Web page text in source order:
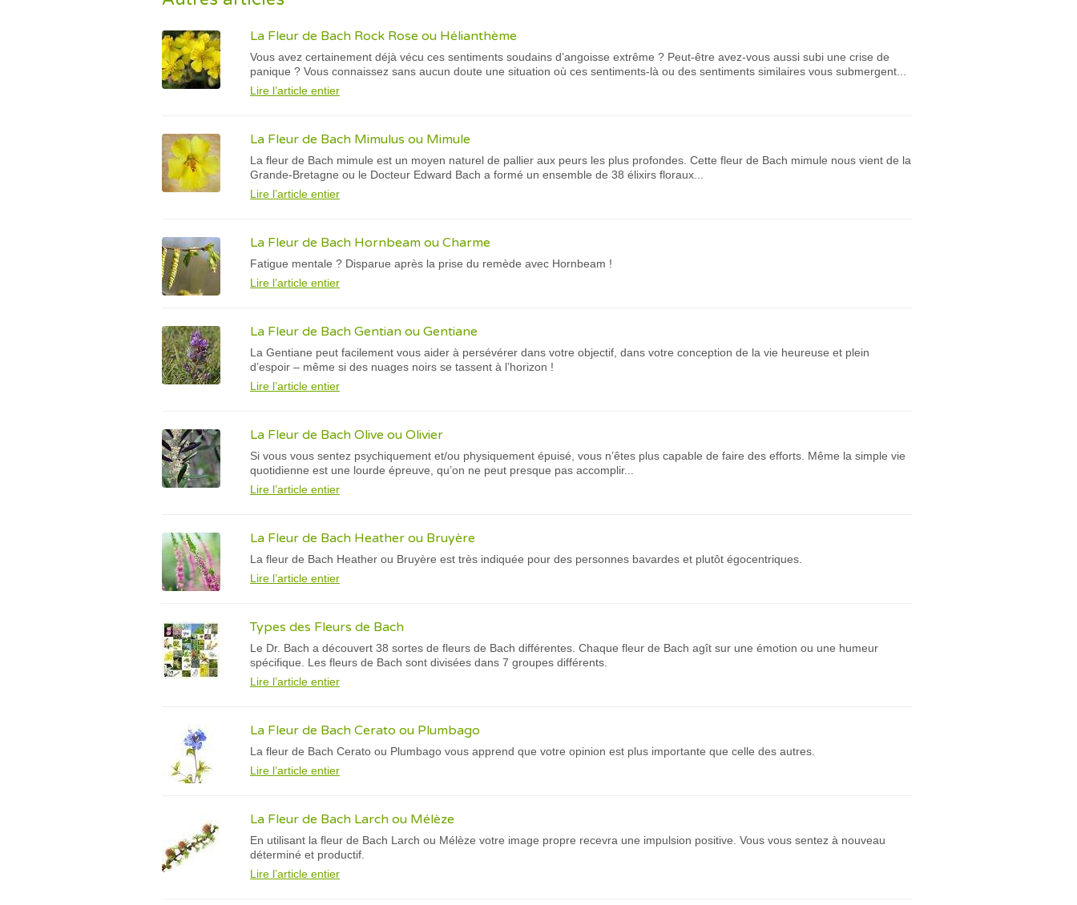
La Fleur de Bach Rock Rose ou Hélianthème
Vous avez certainement déjà vécu ces sentiments soudains d’angoisse extrême ? Peut-être avez-vous aussi subi une crise de
panique ? Vous connaissez sans aucun doute une situation où ces sentiments-là ou des sentiments similaires vous submergent...
Lire l’article entier
La Fleur de Bach Mimulus ou Mimule
La fleur de Bach mimule est un moyen naturel de pallier aux peurs les plus profondes. Cette fleur de Bach mimule nous vient de la
Grande-Bretagne ou le Docteur Edward Bach a formé un ensemble de 38 élixirs floraux...
Lire l’article entier
La Fleur de Bach Hornbeam ou Charme
Fatigue mentale ? Disparue après la prise du remède avec Hornbeam !
Lire l’article entier
La Fleur de Bach Gentian ou Gentiane
La Gentiane peut facilement vous aider à persévérer dans votre objectif, dans votre conception de la vie heureuse et plein
d’espoir – même si des nuages noirs se tassent à l’horizon !
Lire l’article entier
La Fleur de Bach Olive ou Olivier
Si vous vous sentez psychiquement et/ou physiquement épuisé, vous n’êtes plus capable de faire des efforts. Même la simple vie
quotidienne est une lourde épreuve, qu’on ne peut presque pas accomplir...
Lire l’article entier
La Fleur de Bach Heather ou Bruyère
La fleur de Bach Heather ou Bruyère est très indiquée pour des personnes bavardes et plutôt égocentriques.
Lire l’article entier
Types des Fleurs de Bach
Le Dr. Bach a découvert 38 sortes de fleurs de Bach différentes. Chaque fleur de Bach agît sur une émotion ou une humeur
spécifique. Les fleurs de Bach sont divisées dans 7 groupes différents.
Lire l’article entier
La Fleur de Bach Cerato ou Plumbago
La fleur de Bach Cerato ou Plumbago vous apprend que votre opinion est plus importante que celle des autres.
Lire l’article entier
La Fleur de Bach Larch ou Mélèze
En utilisant la fleur de Bach Larch ou Mélèze votre image propre recevra une impulsion positive. Vous vous sentez à nouveau
déterminé et productif.
Lire l’article entier